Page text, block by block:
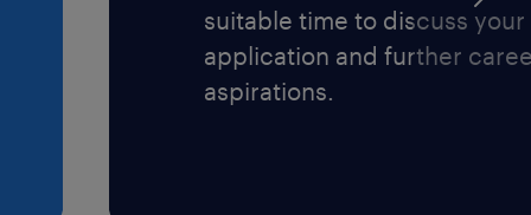
suitable time to discuss your
application and further
aspirations.